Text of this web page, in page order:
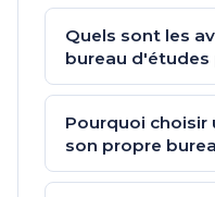
Quels sont les
bureau
Pourquoi choisir
son propre